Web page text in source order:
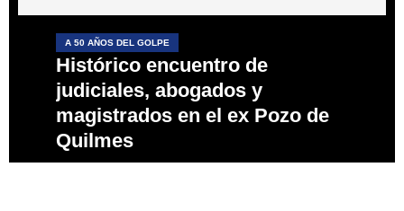
A 50 AÑOS DEL GOLPE
Histórico encuentro de
judiciales, abogados y
magistrados en el ex Pozo de
Quilmes